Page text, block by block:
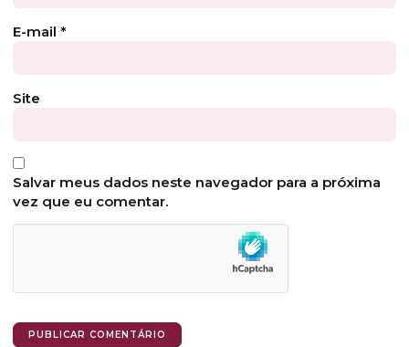
E-mail *
Site
Salvar meus dados neste navegador para a próxima
vez que eu comentar.